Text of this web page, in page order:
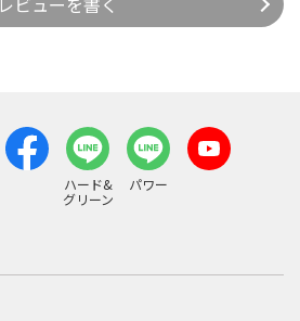
ハード&
グリーン
パワー